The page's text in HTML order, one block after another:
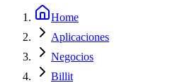
Home
Aplicaciones
Negocios
Billit